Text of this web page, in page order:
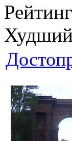
Худший